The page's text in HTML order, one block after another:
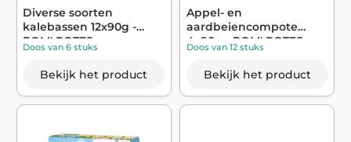
Diverse soorten
kalebassen 12x90g -
POM' POTES
Doos van 6 stuks
Bekijk het product
Appel- en
aardbeiencompote
4x90g - POM' POTES
Doos van 12 stuks
Bekijk het product